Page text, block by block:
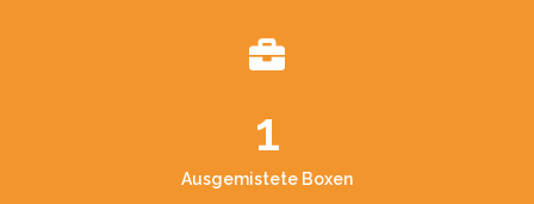
1
Ausgemistete Boxen